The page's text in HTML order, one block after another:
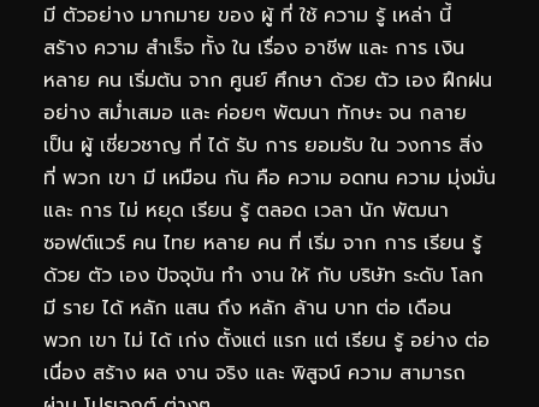
มี ตัวอย่าง มากมาย ของ ผู้ ที่ ใช้ ความ รู้ เหล่า นี้
สร้าง ความ สำเร็จ ทั้ง ใน เรื่อง อาชีพ และ การ เงิน
หลาย คน เริ่มต้น จาก ศูนย์ ศึกษา ด้วย ตัว เอง ฝึกฝน
อย่าง สม่ำเสมอ และ ค่อยๆ พัฒนา ทักษะ จน กลาย
เป็น ผู้ เชี่ยวชาญ ที่ ได้ รับ การ ยอมรับ ใน วงการ สิ่ง
ที่ พวก เขา มี เหมือน กัน คือ ความ อดทน ความ มุ่งมั่น
และ การ ไม่ หยุด เรียน รู้ ตลอด เวลา นัก พัฒนา
ซอฟต์แวร์ คน ไทย หลาย คน ที่ เริ่ม จาก การ เรียน รู้
ด้วย ตัว เอง ปัจจุบัน ทำ งาน ให้ กับ บริษัท ระดับ โลก
มี ราย ได้ หลัก แสน ถึง หลัก ล้าน บาท ต่อ เดือน
พวก เขา ไม่ ได้ เก่ง ตั้งแต่ แรก แต่ เรียน รู้ อย่าง ต่อ
เนื่อง สร้าง ผล งาน จริง และ พิสูจน์ ความ สามารถ